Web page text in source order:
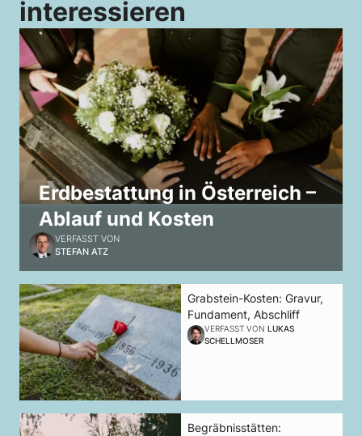
interessieren
Erdbestattung in Österreich –
Ablauf und Kosten
VERFASST VON
STEFAN ATZ
Grabstein-Kosten: Gravur,
Fundament, Abschliff
VERFASST VON LUKAS
SCHELLMOSER
Begräbnisstätten: